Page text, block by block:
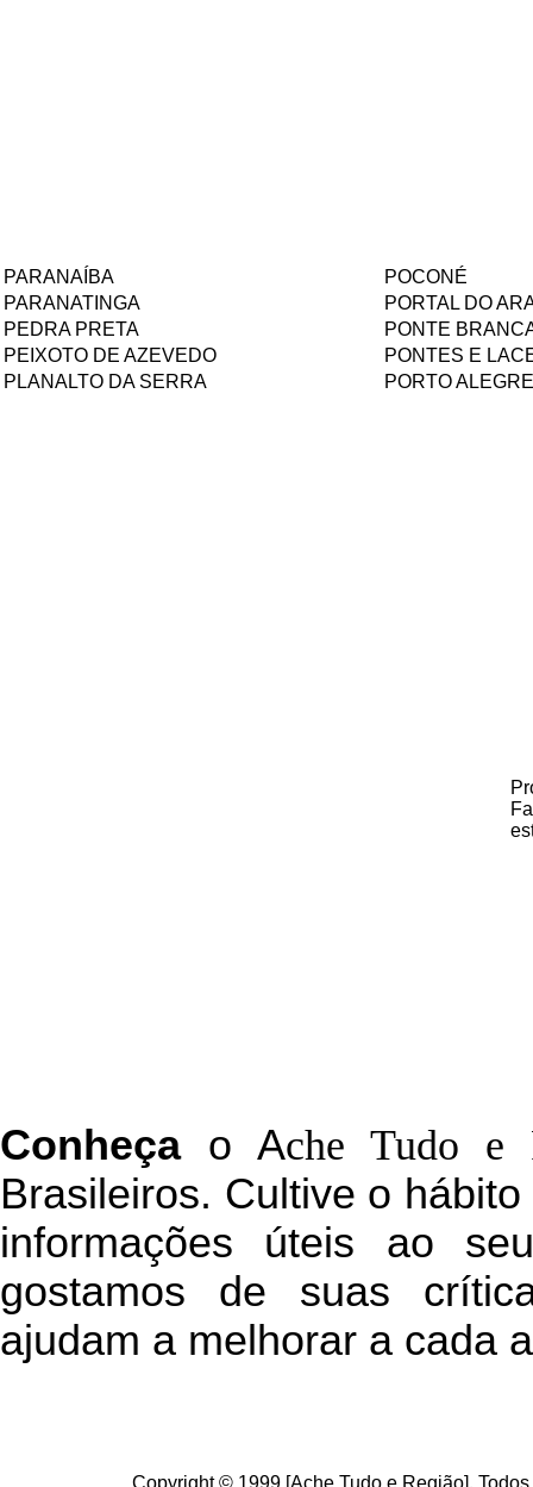
PARANAÍBA
POCONÉ
PARANATINGA
PORTAL DO
PEDRA PRETA
PONTE
PEIXOTO DE AZEVEDO
PONTES E
PLANALTO DA SERRA
PORTO
Conheçao Ache Tudo e
Brasileiros. Cultive o
informações úteis ao
gostamos de suas
ajudam a melhorar a cada
Copyright © 1999 [Ache Tudo e Região].